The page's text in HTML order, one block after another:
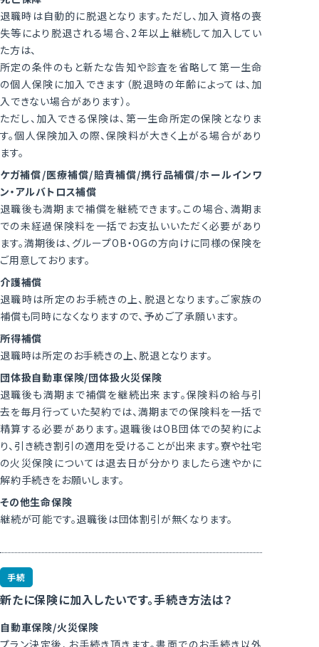
退職時は自動的に脱退となります。ただし、加入資格の喪
失等により脱退される場合、2年以上継続して加入してい
た方は、
所定の条件のもと新たな告知や診査を省略して第一生命
の個人保険に加入できます（脱退時の年齢によっては、加
入できない場合があります）。
ただし、加入できる保険は、第一生命所定の保険となりま
す。個人保険加入の際、保険料が大きく上がる場合があり
ます。
ケガ補償/医療補償/賠責補償/携行品補償/ホールインワ
ン・アルバトロス補償
退職後も満期まで補償を継続できます。この場合、満期ま
での未経過保険料を一括でお支払いいただく必要があり
ます。満期後は、グループOB・OGの方向けに同様の保険を
ご用意しております。
介護補償
退職時は所定のお手続きの上、脱退となります。ご家族の
補償も同時になくなりますので、予めご了承願います。
所得補償
退職時は所定のお手続きの上、脱退となります。
団体扱自動車保険/団体扱火災保険
退職後も満期まで補償を継続出来ます。保険料の給与引
去を毎月行っていた契約では、満期までの保険料を一括で
精算する必要があります。退職後はOB団体での契約によ
り、引き続き割引の適用を受けることが出来ます。寮や社宅
の火災保険については退去日が分かりましたら速やかに
解約手続きをお願いします。
その他生命保険
継続が可能です。退職後は団体割引が無くなります。
手続
新たに保険に加入したいです。手続き方法は？
自動車保険/火災保険
プラン決定後、お手続き頂きます。書面でのお手続き以外